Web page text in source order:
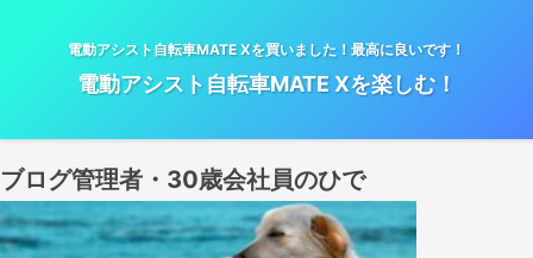
電動アシスト自転車MATE Xを買いました！最高に良いです！
電動アシスト自転車MATE Xを楽しむ！
ブログ管理者・30歳会社員のひで